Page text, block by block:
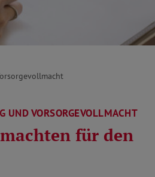
UND VORSORGEVOLLMACHT
für den